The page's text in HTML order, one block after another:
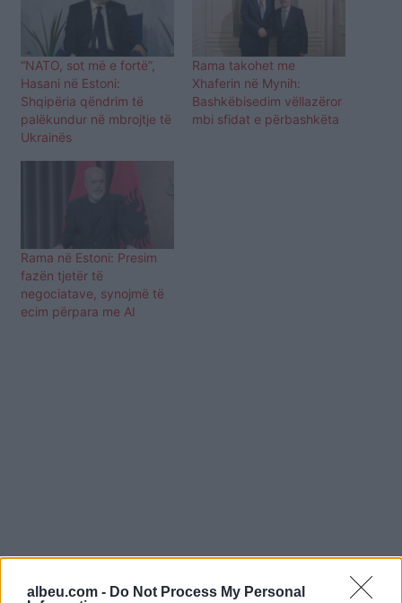
albeu.com - Do Not Process My Personal
“NATO, sot më e fortë”,
Hasani në Estoni:
Shqipëria qëndrim të
palëkundur në mbrojtje të
Ukrainës
Rama takohet me
Xhaferin në Mynih:
Bashkëbisedim vëllazëror
mbi sfidat e përbashkëta
Rama në Estoni: Presim
fazën tjetër të
negociatave, synojmë të
ecim përpara me AI